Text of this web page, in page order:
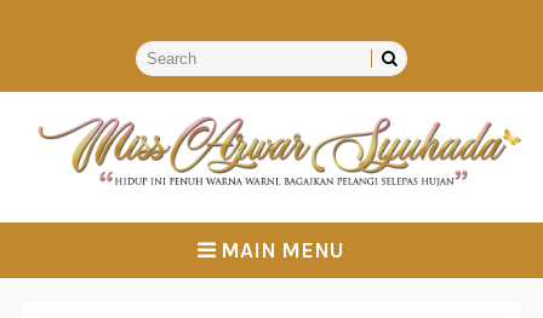
MAIN MENU